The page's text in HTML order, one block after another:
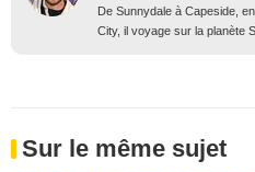
De Sunnydale à Capeside,
City, il voyage sur la planète
Sur le même sujet